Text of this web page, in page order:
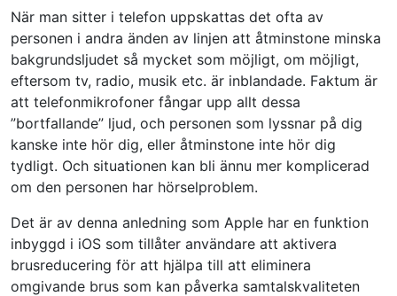
När man sitter i telefon uppskattas det ofta av
personen i andra änden av linjen att åtminstone minska
bakgrundsljudet så mycket som möjligt, om möjligt,
eftersom tv, radio, musik etc. är inblandade. Faktum är
att telefonmikrofoner fångar upp allt dessa
”bortfallande” ljud, och personen som lyssnar på dig
kanske inte hör dig, eller åtminstone inte hör dig
tydligt. Och situationen kan bli ännu mer komplicerad
om den personen har hörselproblem.
Det är av denna anledning som Apple har en funktion
inbyggd i iOS som tillåter användare att aktivera
brusreducering för att hjälpa till att eliminera
omgivande brus som kan påverka samtalskvaliteten